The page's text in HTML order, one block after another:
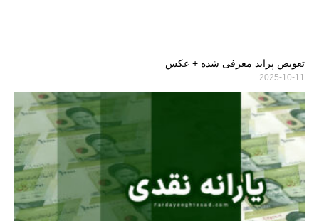
تعویض پراید معرفی شده + عکس
2025-10-11